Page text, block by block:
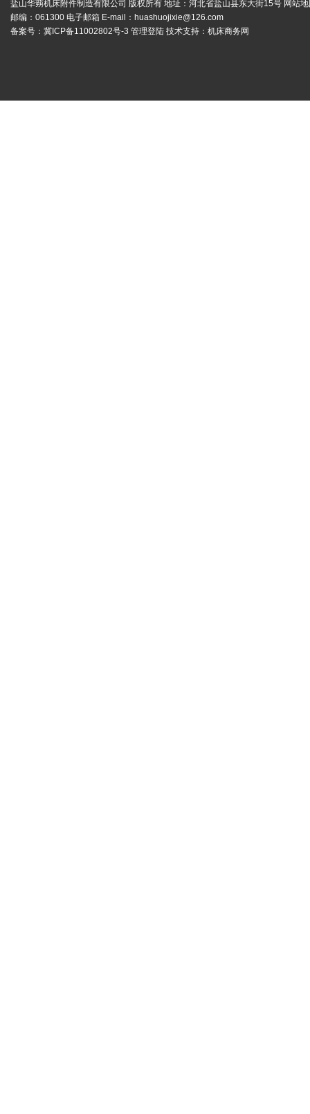
盐山华蒴机床附件制造有限公司 版权所有 地址：河北省盐山县东大街15号 网站
邮编：061300 电子邮箱 E-mail： huashuojixie@126.com
备案号： 冀ICP备11002802号-3 管理登陆 技术支持： 机床商务网